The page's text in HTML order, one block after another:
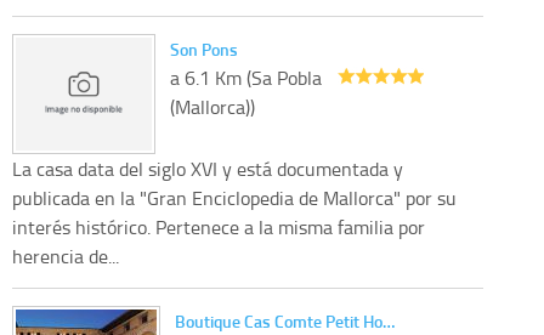
Son Pons
a 6.1 Km (Sa Pobla
(Mallorca))
La casa data del siglo XVI y está documentada y
publicada en la "Gran Enciclopedia de Mallorca" por su
interés histórico. Pertenece a la misma familia por
herencia de...
Boutique Cas Comte Petit Ho…